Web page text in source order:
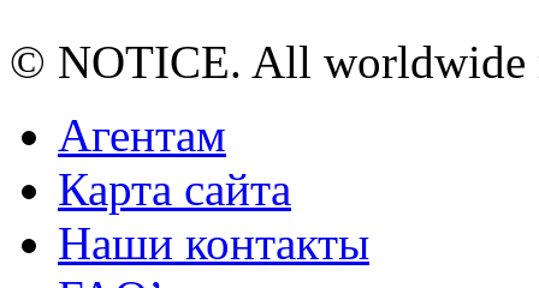
© NOTICE. All worldwide
Агентам
Карта сайта
Наши контакты